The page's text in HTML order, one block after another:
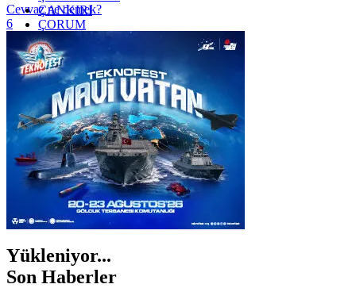
ÇANKIRI
ÇORUM
İSTANBUL
İZMİR
ŞANLIURFA
ŞIRNAK
Cevvaz ne demek?
6
Yükleniyor...
Son Haberler